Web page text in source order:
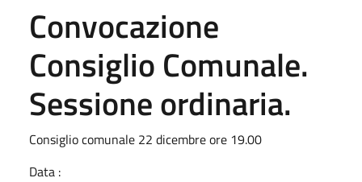
Convocazione
Consiglio Comunale.
Sessione ordinaria.
Consiglio comunale 22 dicembre ore 19.00
Data :